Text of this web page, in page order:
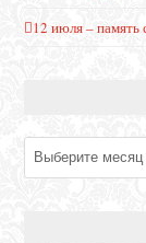
12 июля – память
Архивы